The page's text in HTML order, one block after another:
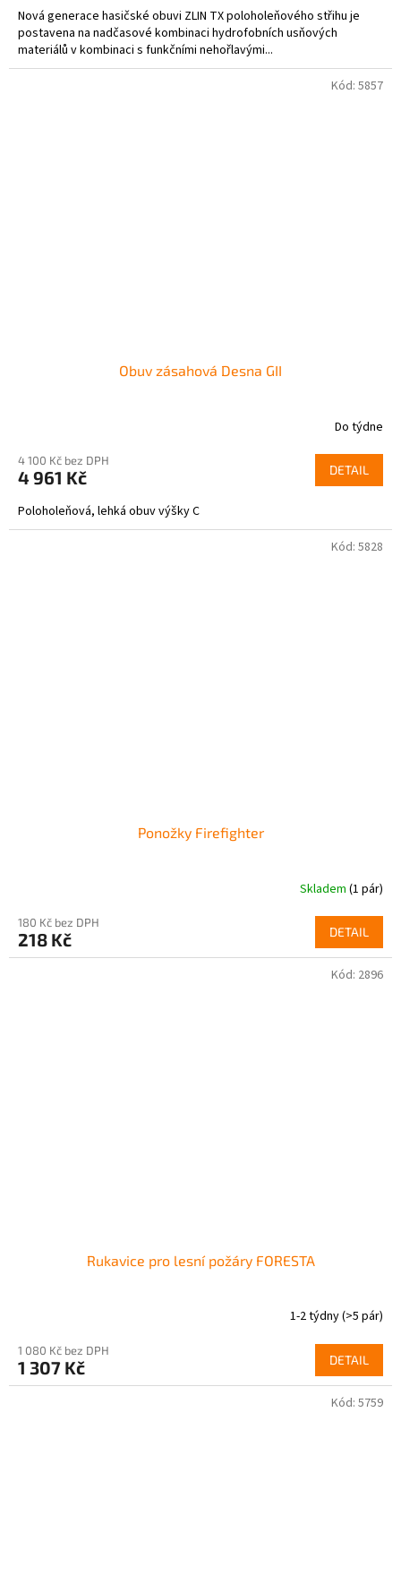
Nová generace hasičské obuvi ZLIN TX poloholeňového střihu je
postavena na nadčasové kombinaci hydrofobních usňových
materiálů v kombinaci s funkčními nehořlavými...
Obuv zásahová Desna GII
Do týdne
4 100 Kč bez DPH
4 961 Kč DETAIL
Poloholeňová, lehká obuv výšky C
Kód: 5857
Ponožky Firefighter
Skladem (1 pár)
180 Kč bez DPH
218 Kč DETAIL
Kód: 5828
Rukavice pro lesní požáry FORESTA
1-2 týdny(>5 pár)
1 080 Kč bez DPH
1 307 Kč DETAIL
Kód: 2896
Kód: 5759